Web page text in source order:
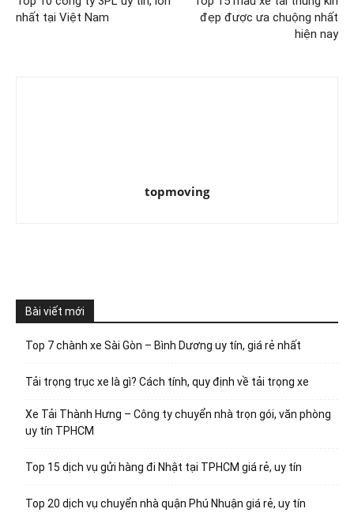
nhất tại Việt Nam
đẹp được ưa chuộng nhất
hiện nay
topmoving
Bài viết mới
Top 7 chành xe Sài Gòn – Bình Dương uy tín, giá rẻ nhất
Tải trọng trục xe là gì? Cách tính, quy định về tải trọng xe
Xe Tải Thành Hưng – Công ty chuyển nhà trọn gói, văn phòng
uy tín TPHCM
Top 15 dịch vụ gửi hàng đi Nhật tại TPHCM giá rẻ, uy tín
Top 20 dịch vụ chuyển nhà quận Phú Nhuận giá rẻ, uy tín